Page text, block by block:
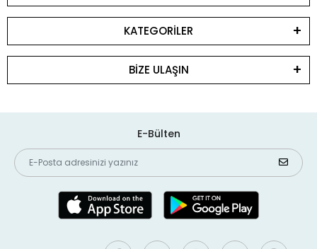
KATEGORİLER
BİZE ULAŞIN
E-Bülten